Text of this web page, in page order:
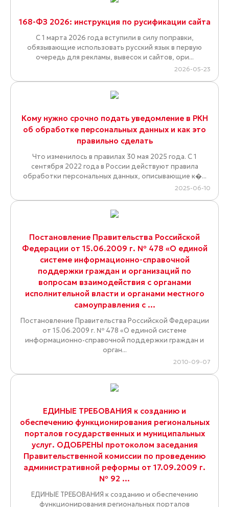
168-ФЗ 2026: инструкция по русификации сайта
С 1 марта 2026 года вступили в силу поправки,
обязывающие использовать русский язык в первую
очередь для рекламы, вывесок и сайтов, ори...
2026-05-23
Кому нужно срочно подать уведомление в РКН
об обработке персональных данных и как это
правильно сделать
Что изменилось в правилах 30 мая 2025 года. С 1
сентября 2022 года в России действуют правила
обработки персональных данных, описывающие к�...
2025-06-10
Постановление Правительства Российской
Федерации от 15.06.2009 г. № 478 «О единой
системе информационно-справочной
поддержки граждан и организаций по
вопросам взаимодействия с органами
исполнительной власти и органами местного
самоуправления с ...
Постановление Правительства Российской Федерации
от 15.06.2009 г. № 478 «О единой системе
информационно-справочной поддержки граждан и
орган...
2010-09-07
ЕДИНЫЕ ТРЕБОВАНИЯ к созданию и
обеспечению функционирования региональных
порталов государственных и муниципальных
услуг. ОДОБРЕНЫ протоколом заседания
Правительственной комиссии по проведению
административной реформы от 17.09.2009 г.
№ 92 ...
ЕДИНЫЕ ТРЕБОВАНИЯ к созданию и обеспечению
функционирования региональных порталов